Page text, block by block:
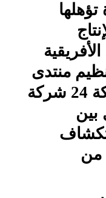
منتدى
أعمال مشترك بمشاركة 24 شركة
بين
من